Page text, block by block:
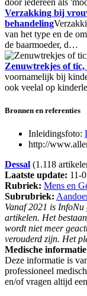
Verzakking bij
behandeling
van het type en de
de baarmoeder, d…
Zenuwtrekjes of tic,
voornamelijk bij
ook veelal op
Bronnen en referenties
Inleidingsfoto:
http://
Dessal (1.118
Laatste update: 11-
Rubriek: Mens en
Subrubriek:
Vanaf 2021 is InfoNu
artikelen. Het
wordt niet meer
verouderd zijn. Het
Medische informatie
Deze informatie is
professioneel
en/of vragen altijd